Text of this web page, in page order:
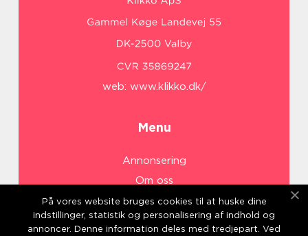
web: www.klikko.dk/
Menu
Annonsering
Om oss
Cookies
Kontakta oss
På vores website bruges cookies til at huske dine
indstillinger, statistik og personalisering af indhold og
annoncer. Denne information deles med tredjepart. Ved